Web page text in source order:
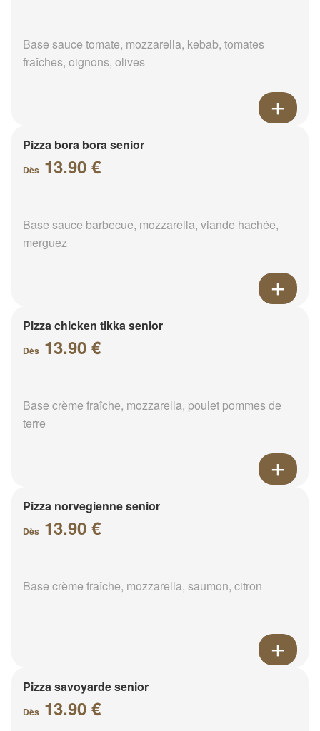
Base sauce tomate, mozzarella, kebab, tomates
fraîches, oignons, olives
Pizza bora bora senior
Dès 13.90 €
Base sauce barbecue, mozzarella, viande hachée,
merguez
Pizza chicken tikka senior
Dès 13.90 €
Base crème fraîche, mozzarella, poulet pommes de
terre
Pizza norvegienne senior
Dès 13.90 €
Base crème fraîche, mozzarella, saumon, citron
Pizza savoyarde senior
Dès 13.90 €